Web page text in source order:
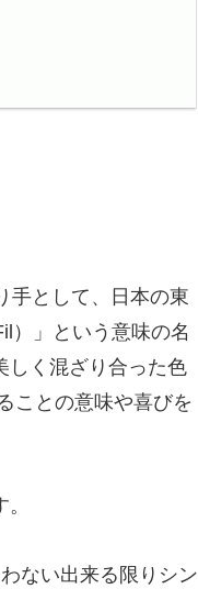
手として、日本の東
）」という意味の名
しく混ざり合った色
ことの意味や喜びを
ない出来る限りシン